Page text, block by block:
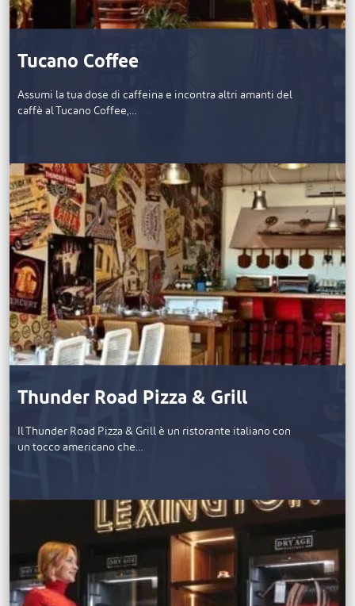
Tucano Coffee
Assumi la tua dose di caffeina e incontra altri amanti del
caffè al Tucano Coffee,…
Thunder Road Pizza & Grill
Il Thunder Road Pizza & Grill è un ristorante italiano con
un tocco americano che…